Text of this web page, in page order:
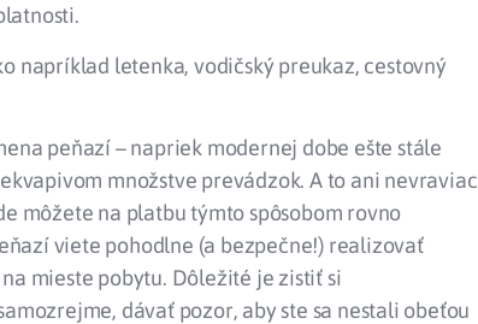
napríklad letenka, vodičský preukaz, cestovný
peňazí – napriek modernej dobe ešte stále
množstve prevádzok. A to ani nevraviac
môžete na platbu týmto spôsobom rovno
viete pohodlne (a bezpečne!) realizovať
mieste pobytu. Dôležité je zistiť si
dávať pozor, aby ste sa nestali obeťou